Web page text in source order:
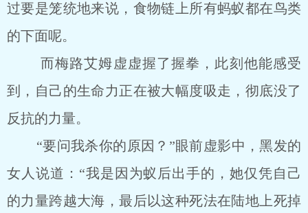
过要是笼统地来说，食物链上所有蚂蚁都在鸟类
的下面呢。
而梅路艾姆虚虚握了握拳，此刻他能感受
到，自己的生命力正在被大幅度吸走，彻底没了
反抗的力量。
“要问我杀你的原因？”眼前虚影中，黑发的
女人说道：“我是因为蚁后出手的，她仅凭自己
的力量跨越大海，最后以这种死法在陆地上死掉